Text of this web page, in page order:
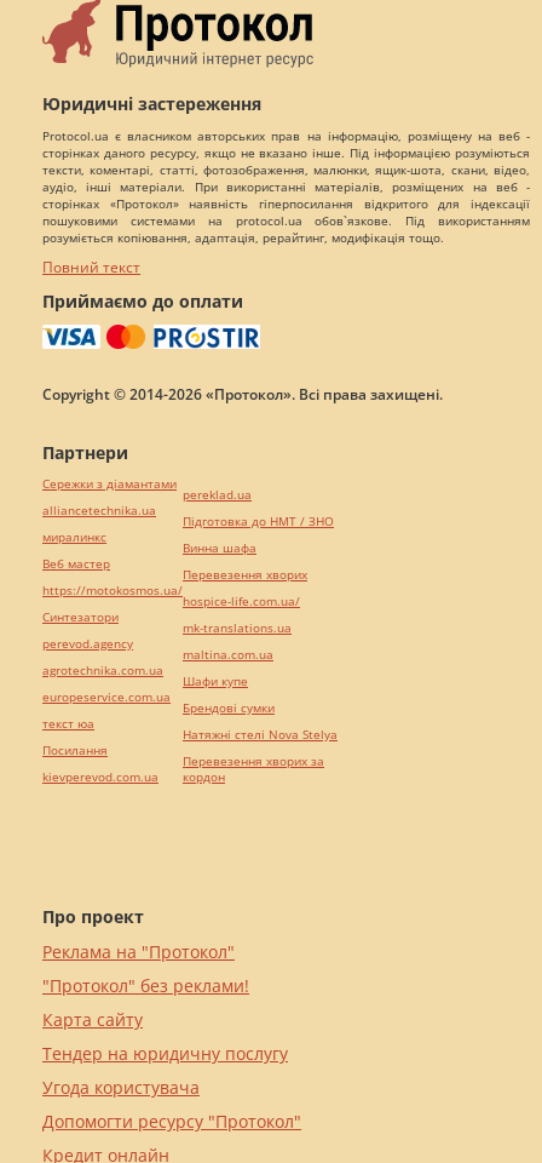
Юридичні застереження
Protocol.ua є власником авторських прав на інформацію, розміщену на веб -
сторінках даного ресурсу, якщо не вказано інше. Під інформацією розуміються
тексти, коментарі, статті, фотозображення, малюнки, ящик-шота, скани, відео,
аудіо, інші матеріали. При використанні матеріалів, розміщених на веб -
сторінках «Протокол» наявність гіперпосилання відкритого для індексації
пошуковими системами на protocol.ua обов`язкове. Під використанням
розуміється копіювання, адаптація, рерайтинг, модифікація тощо.
Повний текст
Приймаємо до оплати
Copyright © 2014-2026 «Протокол». Всі права захищені.
Про проект
Реклама на "Протокол"
"Протокол" без реклами!
Карта сайту
Тендер на юридичну послугу
Угода користувача
Допомогти ресурсу "Протокол"
Кредит онлайн
Партнери
Сережки з діамантами
alliancetechnika.ua
миралинкс
Веб мастер
https://motokosmos.ua/
Синтезатори
perevod.agency
agrotechnika.com.ua
europeservice.com.ua
текст юа
Посилання
kievperevod.com.ua
pereklad.ua
Підготовка до НМТ / ЗНО
Винна шафа
Перевезення хворих
hospice-life.com.ua/
mk-translations.ua
maltina.com.ua
Шафи купе
Брендові сумки
Натяжні стелі Nova Stelya
Перевезення хворих за
кордон